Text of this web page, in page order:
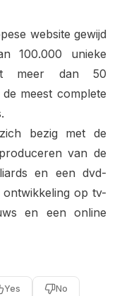
website gewijd
100.000 unieke
meer dan 50
meest complete
bezig met de
van de
en een dvd-
op tv-
en een online
Yes No